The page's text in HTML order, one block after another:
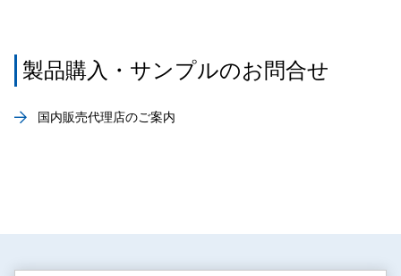
製品購入・サンプルのお問合せ
国内販売代理店のご案内